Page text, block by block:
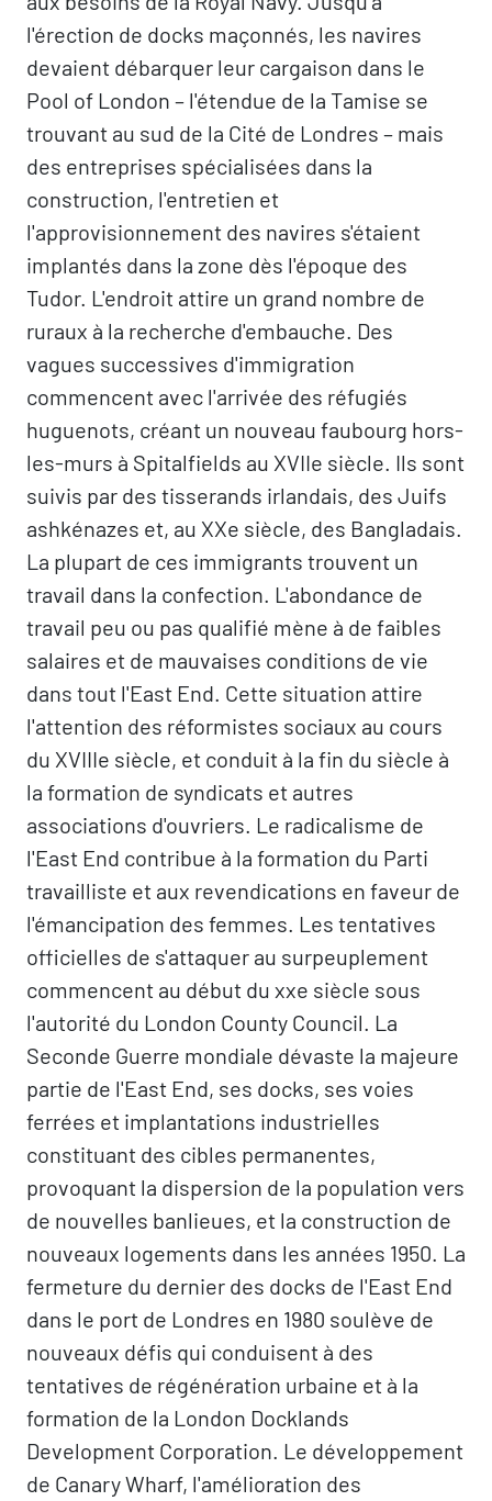
l'érection de docks maçonnés, les navires
devaient débarquer leur cargaison dans le
Pool of London – l'étendue de la Tamise se
trouvant au sud de la Cité de Londres – mais
des entreprises spécialisées dans la
construction, l'entretien et
l'approvisionnement des navires s'étaient
implantés dans la zone dès l'époque des
Tudor. L'endroit attire un grand nombre de
ruraux à la recherche d'embauche. Des
vagues successives d'immigration
commencent avec l'arrivée des réfugiés
huguenots, créant un nouveau faubourg hors-
les-murs à Spitalfields au XVIIe siècle. Ils sont
suivis par des tisserands irlandais, des Juifs
ashkénazes et, au XXe siècle, des Bangladais.
La plupart de ces immigrants trouvent un
travail dans la confection. L'abondance de
travail peu ou pas qualifié mène à de faibles
salaires et de mauvaises conditions de vie
dans tout l'East End. Cette situation attire
l'attention des réformistes sociaux au cours
du XVIIIe siècle, et conduit à la fin du siècle à
la formation de syndicats et autres
associations d'ouvriers. Le radicalisme de
l'East End contribue à la formation du Parti
travailliste et aux revendications en faveur de
l'émancipation des femmes. Les tentatives
officielles de s'attaquer au surpeuplement
commencent au début du xxe siècle sous
l'autorité du London County Council. La
Seconde Guerre mondiale dévaste la majeure
partie de l'East End, ses docks, ses voies
ferrées et implantations industrielles
constituant des cibles permanentes,
provoquant la dispersion de la population vers
de nouvelles banlieues, et la construction de
nouveaux logements dans les années 1950. La
fermeture du dernier des docks de l'East End
dans le port de Londres en 1980 soulève de
nouveaux défis qui conduisent à des
tentatives de régénération urbaine et à la
formation de la London Docklands
Development Corporation. Le développement
de Canary Wharf, l'amélioration des